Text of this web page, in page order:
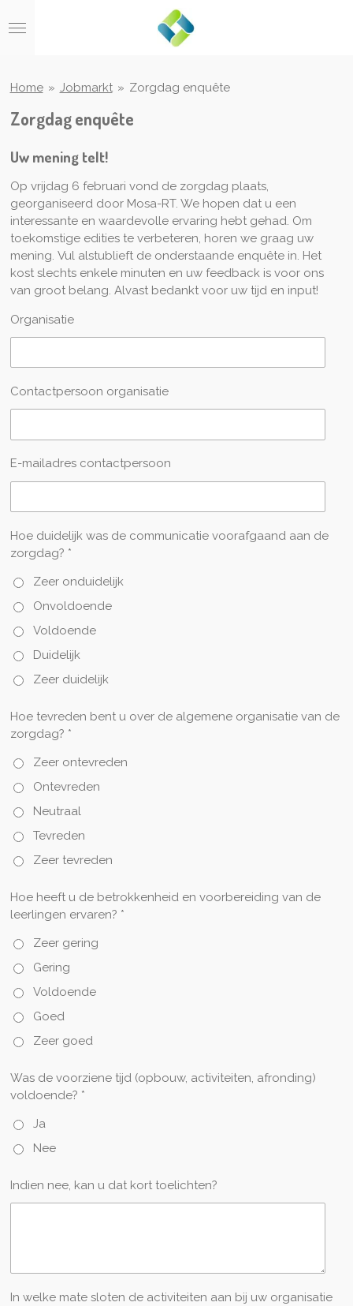
direct
hoofdinhoud
Home » Jobmarkt » Zorgdag enquête
Zorgdag enquête
Uw mening telt!
Op vrijdag 6 februari vond de zorgdag plaats,
georganiseerd door Mosa-RT. We hopen dat u een
interessante en waardevolle ervaring hebt gehad. Om
toekomstige edities te verbeteren, horen we graag uw
mening. Vul alstublieft de onderstaande enquête in. Het
kost slechts enkele minuten en uw feedback is voor ons
van groot belang. Alvast bedankt voor uw tijd en input!
Organisatie
Contactpersoon organisatie
E-mailadres contactpersoon
Hoe duidelijk was de communicatie voorafgaand aan de
zorgdag? *
Zeer onduidelijk
Onvoldoende
Voldoende
Duidelijk
Zeer duidelijk
Hoe tevreden bent u over de algemene organisatie van de
zorgdag? *
Zeer ontevreden
Ontevreden
Neutraal
Tevreden
Zeer tevreden
Hoe heeft u de betrokkenheid en voorbereiding van de
leerlingen ervaren? *
Zeer gering
Gering
Voldoende
Goed
Zeer goed
Was de voorziene tijd (opbouw, activiteiten, afronding)
voldoende? *
Ja
Nee
Indien nee, kan u dat kort toelichten?
In welke mate sloten de activiteiten aan bij uw organisatie